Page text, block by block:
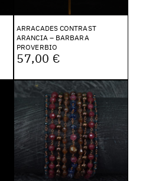
ARRACADES CONTRAST
ARANCIA – BARBARA
PROVERBIO
57,00 €